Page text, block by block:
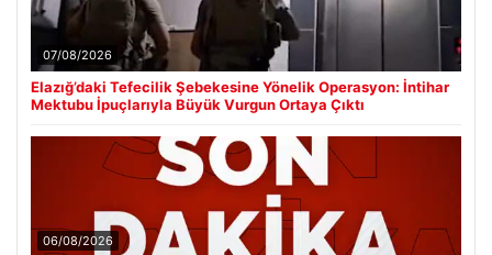
07/08/2026
Elazığ’daki Tefecilik Şebekesine Yönelik Operasyon: İntihar
Mektubu İpuçlarıyla Büyük Vurgun Ortaya Çıktı
06/08/2026